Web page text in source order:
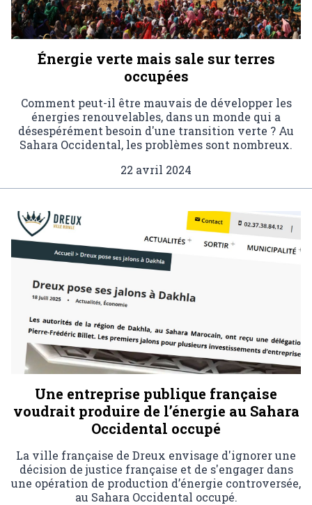
Énergie verte mais sale sur terres
occupées
Comment peut-il être mauvais de développer les
énergies renouvelables, dans un monde qui a
désespérément besoin d'une transition verte ? Au
Sahara Occidental, les problèmes sont nombreux.
22 avril 2024
Une entreprise publique française
voudrait produire de l’énergie au Sahara
Occidental occupé
La ville française de Dreux envisage d'ignorer une
décision de justice française et de s'engager dans
une opération de production d’énergie controversée,
au Sahara Occidental occupé.